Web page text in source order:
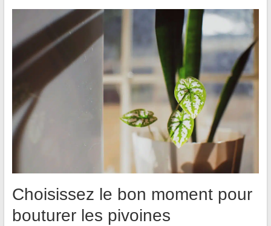
Choisissez le bon moment pour
bouturer les pivoines